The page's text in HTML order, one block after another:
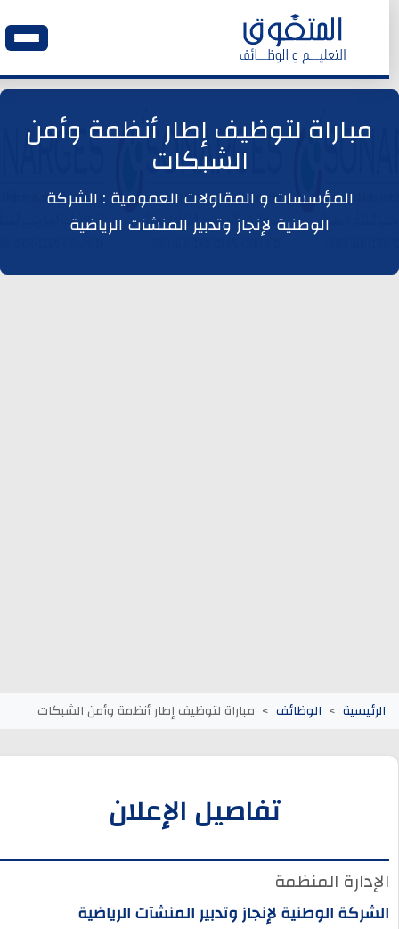
ابحث عن وظيفة
مباراة لتوظيف إطار أنظمة وأمن
الشبكات
المؤسسات و المقاولات العمومية : الشركة
الوطنية لإنجاز وتدبير المنشآت الرياضية
الرئيسية الوظائف مباراة لتوظيف إطار أنظمة وأمن الشبكات
تفاصيل الإعلان
الإدارة المنظمة
الشركة الوطنية لإنجاز وتدبير المنشآت الرياضية